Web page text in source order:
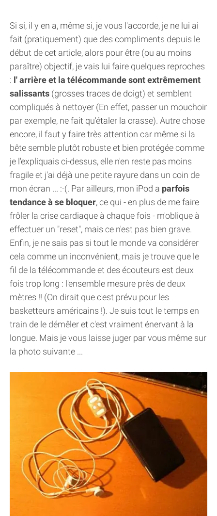
Si si, il y en a, même si, je vous l'accorde, je ne lui ai
fait (pratiquement) que des compliments depuis le
début de cet article, alors pour être (ou au moins
paraître) objectif, je vais lui faire quelques reproches
: l' arrière et la télécommande sont extrêmement
salissants (grosses traces de doigt) et semblent
compliqués à nettoyer (En effet, passer un mouchoir
par exemple, ne fait qu'étaler la crasse). Autre chose
encore, il faut y faire très attention car même si la
bête semble plutôt robuste et bien protégée comme
je l'expliquais ci-dessus, elle n'en reste pas moins
fragile et j'ai déjà une petite rayure dans un coin de
mon écran ... :-(. Par ailleurs, mon iPod a parfois
tendance à se bloquer, ce qui - en plus de me faire
frôler la crise cardiaque à chaque fois - m'oblique à
effectuer un "reset", mais ce n'est pas bien grave.
Enfin, je ne sais pas si tout le monde va considérer
cela comme un inconvénient, mais je trouve que le
fil de la télécommande et des écouteurs est deux
fois trop long : l'ensemble mesure près de deux
mètres !! (On dirait que c'est prévu pour les
basketteurs américains !). Je suis tout le temps en
train de le démêler et c'est vraiment énervant à la
longue. Mais je vous laisse juger par vous même sur
la photo suivante ...